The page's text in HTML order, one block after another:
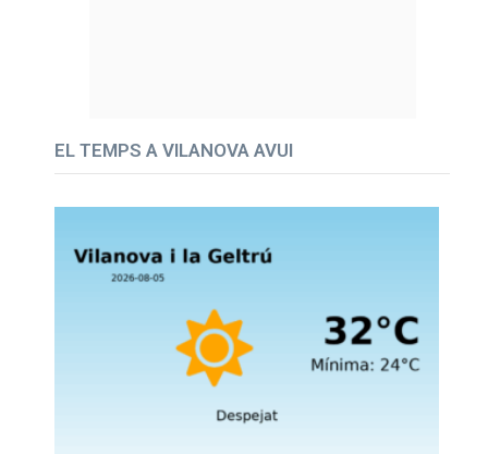
EL TEMPS A VILANOVA AVUI